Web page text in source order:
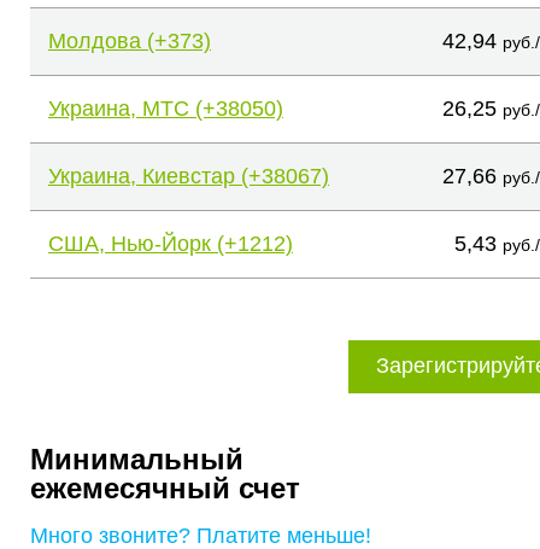
Молдова (+373) 42,94
Украина, МТС (+38050) 26,25
Украина, Киевстар (+38067) 27,66
США, Нью-Йорк (+1212) 5,43
Минимальный
ежемесячный счет
Много звоните? Платите меньше!